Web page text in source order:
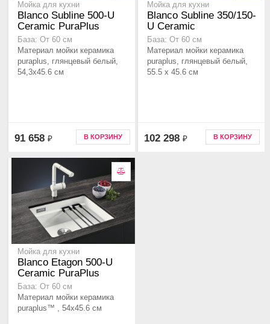
Мойка для кухни
Blanco Subline 500-U
Ceramic PuraPlus
База: От 60 см
Материал мойки керамика
puraplus, глянцевый белый,
54,3x45.6 см
91 658 ₽ В КОРЗИНУ
Мойка для кухни
Blanco Subline 350/150-
U Ceramic
База: От 60 см
Материал мойки керамика
puraplus, глянцевый белый,
55.5 x 45.6 см
102 298 ₽ В КОРЗИНУ
Мойка для кухни
Blanco Etagon 500-U
Ceramic PuraPlus
База: От 60 см
Материал мойки керамика
puraplus™ , 54x45.6 см